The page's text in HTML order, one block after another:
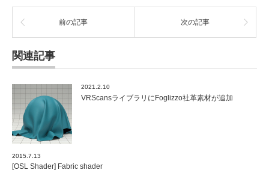
前の記事 次の記事
関連記事
2021.2.10
VRScansライブラリにFoglizzo社革素材が追加
2015.7.13
[OSL Shader] Fabric shader